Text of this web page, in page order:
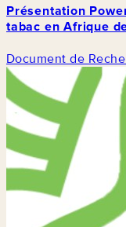
Présentation
tabac en Afrique
Document de